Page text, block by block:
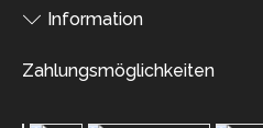
Information
Zahlungsmöglichkeiten